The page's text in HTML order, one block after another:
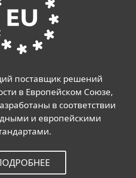
поставщик решений
в Европейском Союзе,
в соответствии
и европейскими